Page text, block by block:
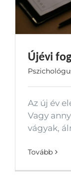
Újévi
Az új év
Vagy
vágyak,
Tovább